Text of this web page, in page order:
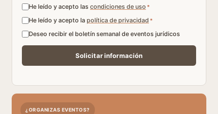
He leído y acepto las condiciones de uso *
He leído y acepto la política de privacidad *
Deseo recibir el boletín semanal de eventos jurídicos
¿ORGANIZAS EVENTOS?